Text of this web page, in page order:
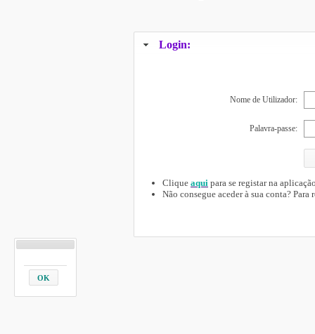
Login:
Nome de Utilizador:
Palavra-passe:
Clique aqui para se registar na
Não consegue aceder à sua conta?